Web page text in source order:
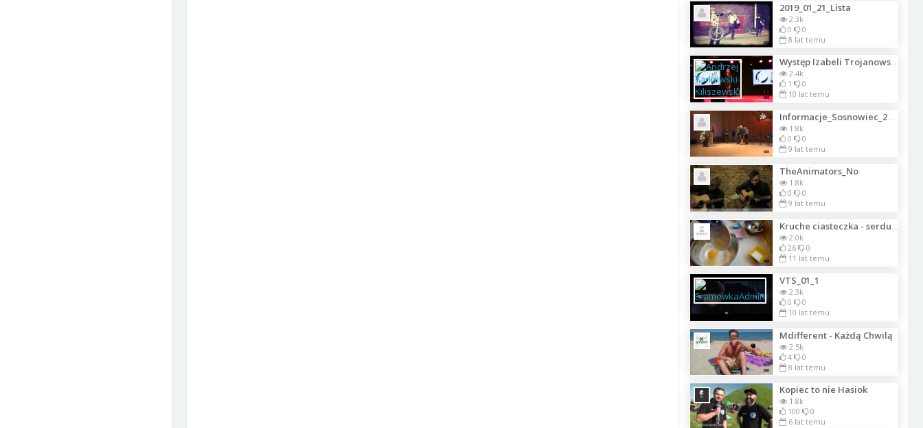
2019_01_21_Lista
2.3k
0
0
8 lat temu
Występ Izabeli Trojanowskiej Luksusowa Marka Roku 2016 w Janowie Podlaskim
2.4k
1
0
10 lat temu
1.8k
0
0
9 lat temu
TheAnimators_No
1.8k
0
0
9 lat temu
2.0k
26
0
11 lat temu
VTS_01_1
2.3k
0
0
10 lat temu
Mdifferent - Każdą Chwilą
2.5k
4
0
8 lat temu
Kopiec to nie Hasiok
1.8k
100
0
6 lat temu